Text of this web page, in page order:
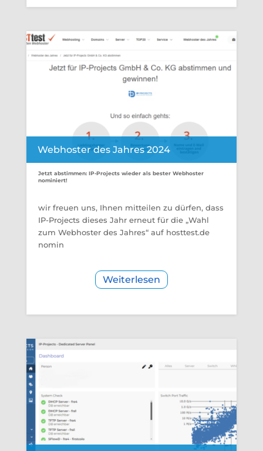
Webhoster des Jahres 2024
Jetzt abstimmen: IP-Projects wieder als bester Webhoster
nominiert!
wir freuen uns, Ihnen mitteilen zu dürfen, dass
IP-Projects dieses Jahr erneut für die „Wahl
zum Webhoster des Jahres“ auf hosttest.de
nomin
Weiterlesen